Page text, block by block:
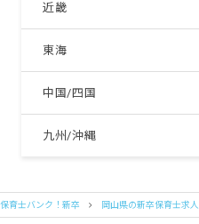
近畿
東海
中国/四国
九州/沖縄
保育士バンク！新卒 岡山県の新卒保育士求人